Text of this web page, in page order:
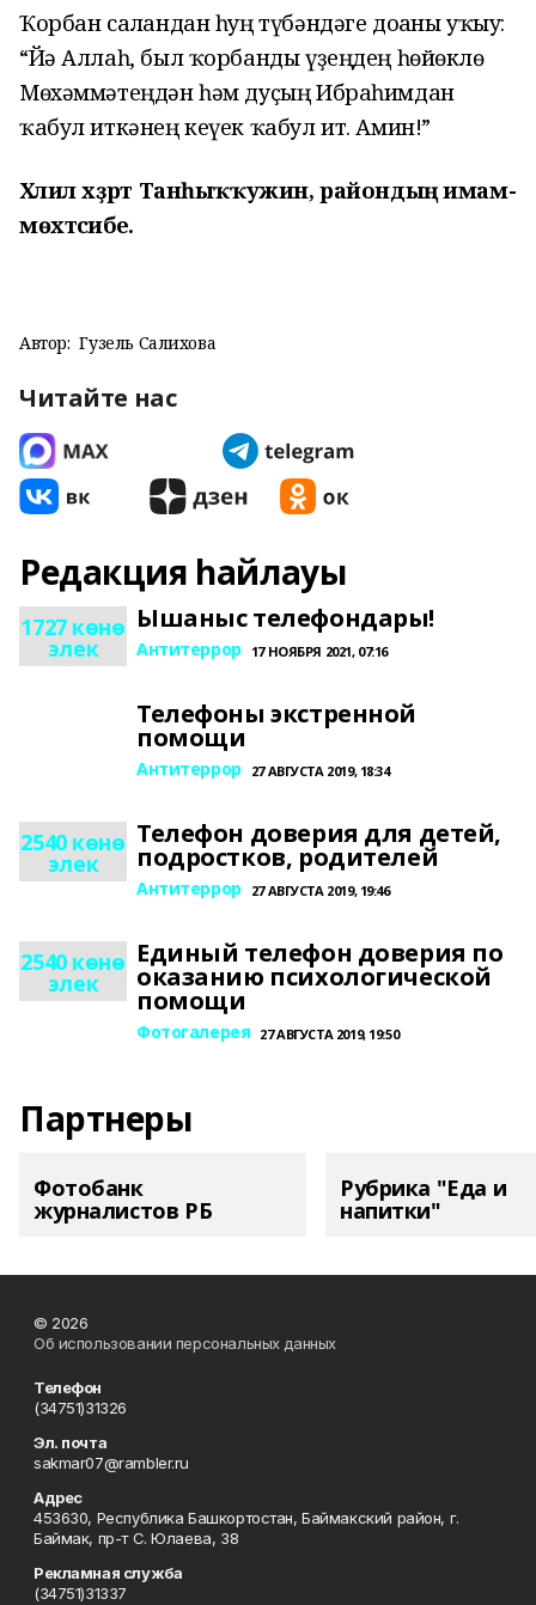
Ҡорбан салғандан һуң түбәндәге доғаны уҡыу:
“Йә Аллаһ, был ҡорбанды үҙеңдең һөйөклө
Мөхәммәтеңдән һәм дуҫың Ибраһимдан
ҡабул иткәнең кеүек ҡабул ит. Амин!”
Хәлил хәҙрәт Танһыҡҡужин, райондың имам-
мөхтәсибе.
Автор: Гузель Салихова
Читайте нас
Редакция һайлауы
1727 көнө
элек
Ышаныс телефондары!
Антитеррор 17 НОЯБРЯ 2021, 07:16
Телефоны экстренной
помощи
Антитеррор 27 АВГУСТА 2019, 18:34
2540 көнө
элек
Телефон доверия для детей,
подростков, родителей
Антитеррор 27 АВГУСТА 2019, 19:46
2540 көнө
элек
Единый телефон доверия по
оказанию психологической
помощи
Фотогалерея 27 АВГУСТА 2019, 19:50
Партнеры
Фотобанк
журналистов РБ
Рубрика "Еда и
напитки"
© 2026
Об использовании персональных данных
Телефон
(34751)31326
Эл. почта
sakmar07@rambler.ru
Адрес
453630, Республика Башкортостан, Баймакский район, г.
Баймак, пр-т С. Юлаева, 38
Рекламная служба
(34751)31337